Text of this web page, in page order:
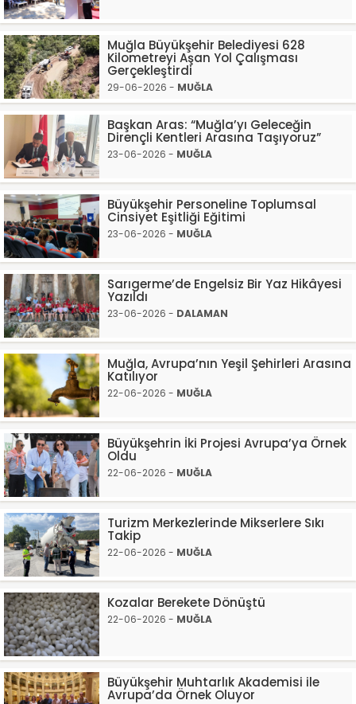
Muğla Büyükşehir Belediyesi 628
Kilometreyi Aşan Yol Çalışması
Gerçekleştirdi
29-06-2026 - MUĞLA
Başkan Aras: “Muğla’yı Geleceğin
Dirençli Kentleri Arasına Taşıyoruz”
23-06-2026 - MUĞLA
Büyükşehir Personeline Toplumsal
Cinsiyet Eşitliği Eğitimi
23-06-2026 - MUĞLA
Sarıgerme’de Engelsiz Bir Yaz Hikâyesi
Yazıldı
23-06-2026 - DALAMAN
Muğla, Avrupa’nın Yeşil Şehirleri Arasına
Katılıyor
22-06-2026 - MUĞLA
Büyükşehrin İki Projesi Avrupa’ya Örnek
Oldu
22-06-2026 - MUĞLA
Turizm Merkezlerinde Mikserlere Sıkı
Takip
22-06-2026 - MUĞLA
Kozalar Berekete Dönüştü
22-06-2026 - MUĞLA
Büyükşehir Muhtarlık Akademisi ile
Avrupa’da Örnek Oluyor